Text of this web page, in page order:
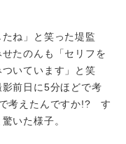
ね」と笑った堤監
たのんも「セリフを
いています」と笑
前日に5分ほどで考
考えたんですか!? す
いた様子。